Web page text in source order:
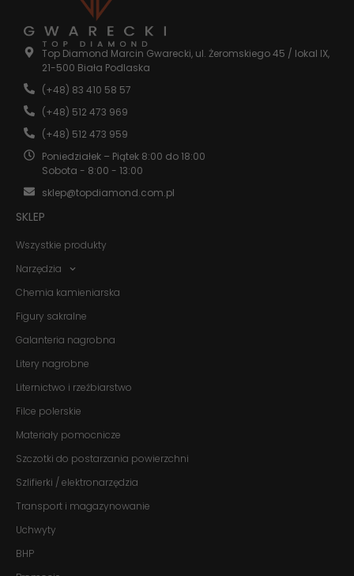
Top Diamond Marcin Gwarecki, ul. Żeromskiego 45 / lokal IX,
21-500 Biała Podlaska
(+48) 83 410 58 57
(+48) 512 473 969
(+48) 512 473 959
Poniedziałek – Piątek 8:00 do 18:00
Sobota - 8:00 - 13:00
sklep@topdiamond.com.pl
SKLEP
Wszystkie produkty
Narzędzia
Chemia kamieniarska
Figury sakralne
Galanteria nagrobna
Litery nagrobne
Liternictwo i rzeźbiarstwo
Filce polerskie
Materiały pomocnicze
Szczotki do postarzania powierzchni
Szlifierki / elektronarzędzia
Transport i magazynowanie
Uchwyty
BHP